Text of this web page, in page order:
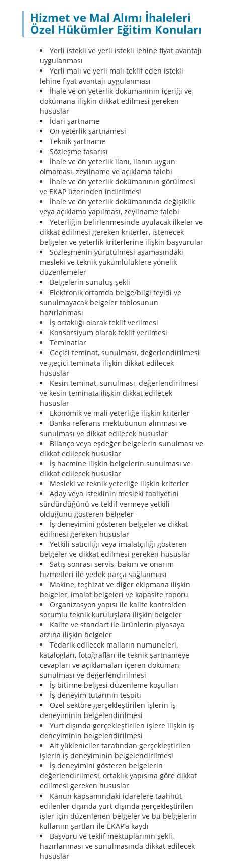
Hizmet ve Mal Alımı İhaleleri
Özel Hükümler Eğitim Konuları
Yerli istekli ve yerli istekli lehine fiyat avantajı
uygulanması
Yerli malı ve yerli malı teklif eden istekli
lehine fiyat avantajı uygulanması
İhale ve ön yeterlik dokümanının içeriği ve
dokümana ilişkin dikkat edilmesi gereken
hususlar
İdari şartname
Ön yeterlik şartnamesi
Teknik şartname
Sözleşme tasarısı
İhale ve ön yeterlik ilanı, ilanın uygun
olmaması, zeyilname ve açıklama talebi
İhale ve ön yeterlik dokümanının görülmesi
ve EKAP üzerinden indirilmesi
İhale ve ön yeterlik dokümanında değişiklik
veya açıklama yapılması, zeyilname talebi
Yeterliğin belirlenmesinde uyulacak ilkeler ve
dikkat edilmesi gereken kriterler, istenecek
belgeler ve yeterlik kriterlerine ilişkin başvurular
Sözleşmenin yürütülmesi aşamasındaki
mesleki ve teknik yükümlülüklere yönelik
düzenlemeler
Belgelerin sunuluş şekli
Elektronik ortamda belge/bilgi teyidi ve
sunulmayacak belgeler tablosunun
hazırlanması
İş ortaklığı olarak teklif verilmesi
Konsorsiyum olarak teklif verilmesi
Teminatlar
Geçici teminat, sunulması, değerlendirilmesi
ve geçici teminata ilişkin dikkat edilecek
hususlar
Kesin teminat, sunulması, değerlendirilmesi
ve kesin teminata ilişkin dikkat edilecek
hususlar
Ekonomik ve mali yeterliğe ilişkin kriterler
Banka referans mektubunun alınması ve
sunulması ve dikkat edilecek hususlar
Bilanço veya eşdeğer belgelerin sunulması ve
dikkat edilecek hususlar
İş hacmine ilişkin belgelerin sunulması ve
dikkat edilecek hususlar
Mesleki ve teknik yeterliğe ilişkin kriterler
Aday veya isteklinin mesleki faaliyetini
sürdürdüğünü ve teklif vermeye yetkili
olduğunu gösteren belgeler
İş deneyimini gösteren belgeler ve dikkat
edilmesi gereken hususlar
Yetkili satıcılığı veya imalatçılığı gösteren
belgeler ve dikkat edilmesi gereken hususlar
Satış sonrası servis, bakım ve onarım
hizmetleri ile yedek parça sağlanması
Makine, teçhizat ve diğer ekipmana ilişkin
belgeler, imalat belgeleri ve kapasite raporu
Organizasyon yapısı ile kalite kontrolden
sorumlu teknik kuruluşlara ilişkin belgeler
Kalite ve standart ile ürünlerin piyasaya
arzına ilişkin belgeler
Tedarik edilecek malların numuneleri,
katalogları, fotoğrafları ile teknik şartnameye
cevapları ve açıklamaları içeren doküman,
sunulması ve değerlendirilmesi
İş bitirme belgesi düzenleme koşulları
İş deneyim tutarının tespiti
Özel sektöre gerçekleştirilen işlerin iş
deneyiminin belgelendirilmesi
Yurt dışında gerçekleştirilen işlere ilişkin iş
deneyiminin belgelendirilmesi
Alt yükleniciler tarafından gerçekleştirilen
işlerin iş deneyiminin belgelendirilmesi
İş deneyimini gösteren belgelerin
değerlendirilmesi, ortaklık yapısına göre dikkat
edilmesi gereken hususlar
Kanun kapsamındaki idarelere taahhüt
edilenler dışında yurt dışında gerçekleştirilen
işler için düzenlenen belgeler ve bu belgelerin
kullanım şartları ile EKAP’a kaydı
Başvuru ve teklif mektuplarının şekli,
hazırlanması ve sunulmasında dikkat edilecek
hususlar